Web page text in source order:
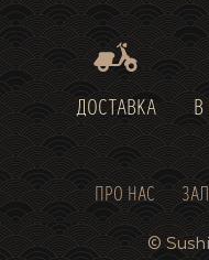
ДОСТАВКА
В
ПРО НАС
©